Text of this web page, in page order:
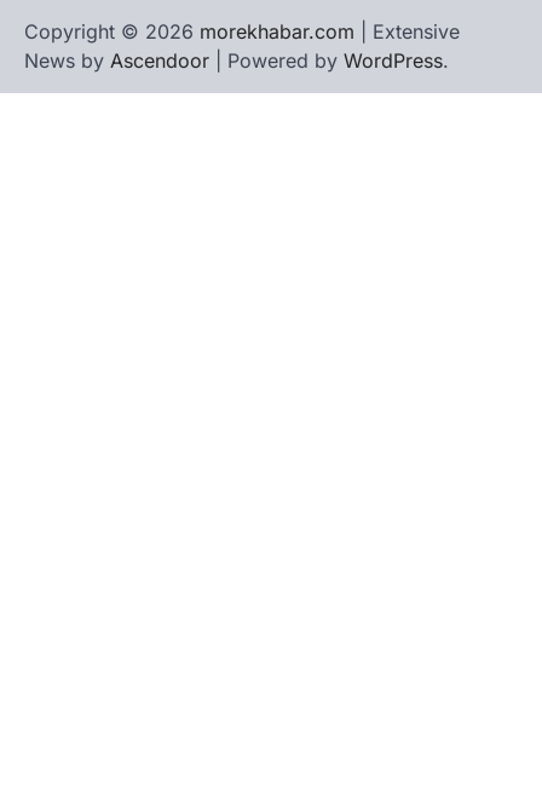
Copyright © 2026 morekhabar.com | Extensive
News by Ascendoor | Powered by WordPress.